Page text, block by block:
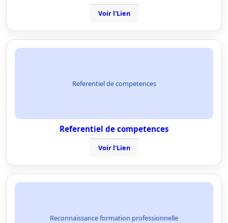
Voir l'Lien
Referentiel de competences
Referentiel de competences
Voir l'Lien
Reconnaissance formation professionnelle